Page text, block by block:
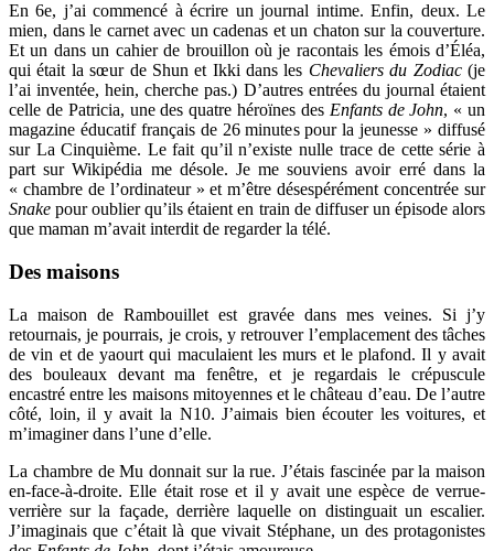
En 6e, j’ai commencé à écrire un journal intime. Enfin, deux. Le
mien, dans le carnet avec un cadenas et un chaton sur la couverture.
Et un dans un cahier de brouillon où je racontais les émois d’Éléa,
qui était la sœur de Shun et Ikki dans les Chevaliers du Zodiac(je
l’ai inventée, hein, cherche pas.) D’autres entrées du journal étaient
celle de Patricia, une des quatre héroïnes des Enfants de John, « un
magazine éducatif français de 26 minutes pour la jeunesse » diffusé
sur La Cinquième. Le fait qu’il n’existe nulle trace de cette série à
part sur Wikipédia me désole. Je me souviens avoir erré dans la
« chambre de l’ordinateur » et m’être désespérément concentrée sur
Snake pour oublier qu’ils étaient en train de diffuser un épisode alors
que maman m’avait interdit de regarder la télé.
Des maisons
La maison de Rambouillet est gravée dans mes veines. Si j’y
retournais, je pourrais, je crois, y retrouver l’emplacement des tâches
de vin et de yaourt qui maculaient les murs et le plafond. Il y avait
des bouleaux devant ma fenêtre, et je regardais le crépuscule
encastré entre les maisons mitoyennes et le château d’eau. De l’autre
côté, loin, il y avait la N10. J’aimais bien écouter les voitures, et
m’imaginer dans l’une d’elle.
La chambre de Mu donnait sur la rue. J’étais fascinée par la maison
en-face-à-droite. Elle était rose et il y avait une espèce de verrue-
verrière sur la façade, derrière laquelle on distinguait un escalier.
J’imaginais que c’était là que vivait Stéphane, un des protagonistes